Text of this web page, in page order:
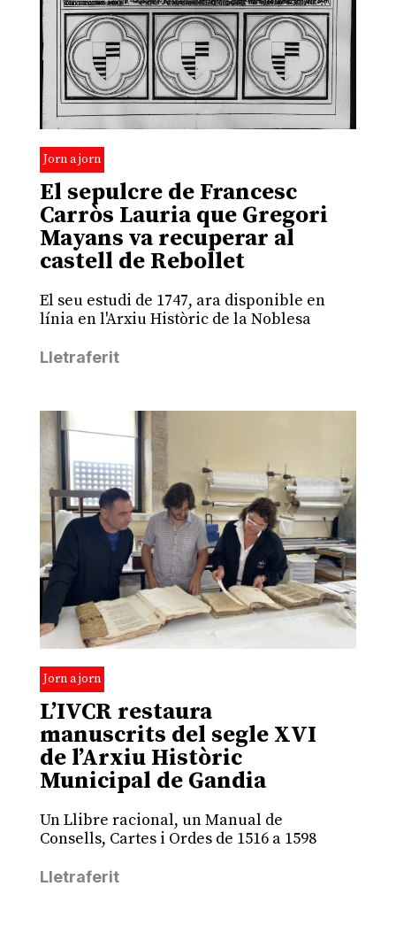
Jorn a jorn
El sepulcre de Francesc
Carròs Lauria que Gregori
Mayans va recuperar al
castell de Rebollet
El seu estudi de 1747, ara disponible en
línia en l'Arxiu Històric de la Noblesa
Lletraferit
Jorn a jorn
L’IVCR restaura
manuscrits del segle XVI
de l’Arxiu Històric
Municipal de Gandia
Un Llibre racional, un Manual de
Consells, Cartes i Ordes de 1516 a 1598
Lletraferit